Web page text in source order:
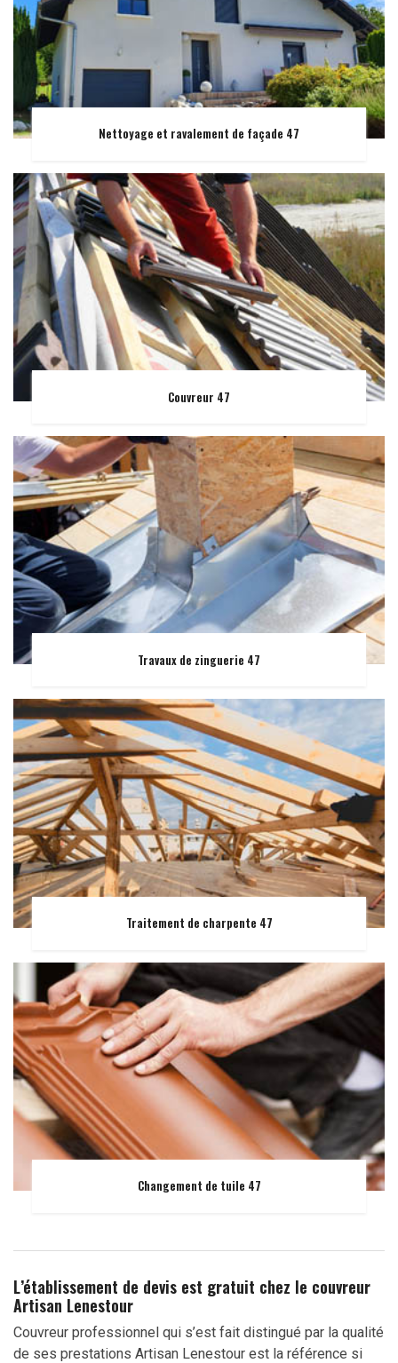
Nettoyage et ravalement de façade 47
Couvreur 47
Travaux de zinguerie 47
Traitement de charpente 47
Changement de tuile 47
L’établissement de devis est gratuit chez le couvreur
Artisan Lenestour
Couvreur professionnel qui s’est fait distingué par la qualité
de ses prestations Artisan Lenestour est la référence si